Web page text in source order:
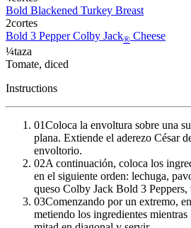
Bold Blackened Turkey Breast
2cortes
Bold 3 Pepper Colby Jack® Cheese
¼taza
Tomate, diced
Instructions
01Coloca la envoltura sobre una
plana. Extiende el aderezo César
envoltorio.
02A continuación, coloca los
en el siguiente orden: lechuga,
queso Colby Jack Bold 3 Peppers,
03Comenzando por un extremo,
metiendo los ingredientes